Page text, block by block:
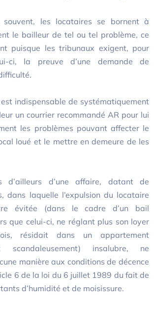
les locataires se bornent à
le bailleur de tel ou tel problème, ce
puisque les tribunaux exigent, pour
ci, la preuve d’une demande de
indispensable de systématiquement
un courrier recommandé AR pour lui
les problèmes pouvant affecter le
loué et le mettre en demeure de les
d’ailleurs d’une affaire, datant de
dans laquelle l’expulsion du locataire
évitée (dans le cadre d’un bail
que celui-ci, ne réglant plus son loyer
résidait dans un appartement
scandaleusement) insalubre, ne
manière aux conditions de décence
6 de la loi du 6 juillet 1989 du fait de
d’humidité et de moisissure.